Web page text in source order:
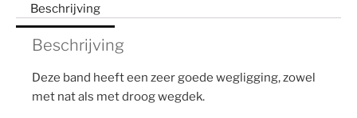
Beschrijving
Beschrijving
Deze band heeft een zeer goede wegligging, zowel
met nat als met droog wegdek.